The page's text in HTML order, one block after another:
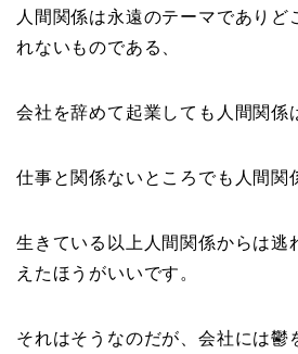
人間関係は永遠のテーマでありど
れないものである、
会社を辞めて起業しても人間関係
仕事と関係ないところでも人間関
生きている以上人間関係からは逃
えたほうがいいです。
それはそうなのだが、会社には鬱